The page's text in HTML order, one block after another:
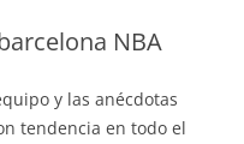
NBA
y las anécdotas
tendencia en todo el